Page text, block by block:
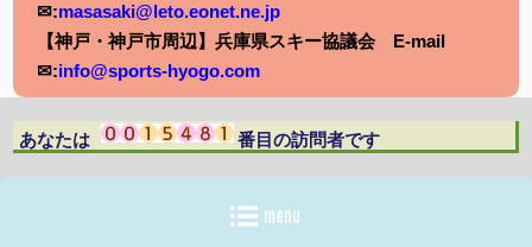
✉:masasaki@leto.eonet.ne.jp
【神戸・神戸市周辺】兵庫県スキー協議会 E-mail
✉:info@sports-hyogo.com
あなたは 番目の訪問者です